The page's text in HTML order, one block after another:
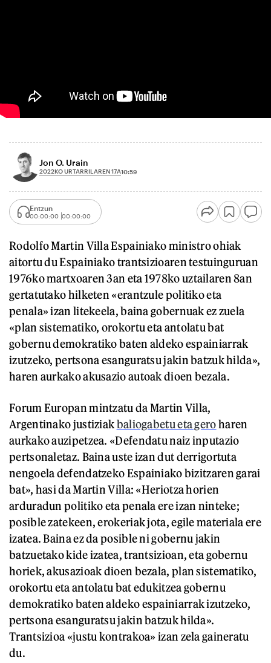
Jon O. Urain
2022KO URTARRILAREN 17A10:59
Entzun
00:00:00 00:00:00
Rodolfo Martin Villa Espainiako ministro ohiak
aitortu du Espainiako trantsizioaren testuinguruan
1976ko martxoaren 3an eta 1978ko uztailaren 8an
gertatutako hilketen «erantzule politiko eta
penala» izan litekeela, baina gobernuak ez zuela
«plan sistematiko, orokortu eta antolatu bat
gobernu demokratiko baten aldeko espainiarrak
izutzeko, pertsona esanguratsu jakin batzuk hilda»,
haren aurkako akusazio autoak dioen bezala.
Forum Europan mintzatu da Martin Villa,
Argentinako justiziakbaliogabetu eta geroharen
aurkako auzipetzea. «Defendatu naiz inputazio
pertsonaletaz. Baina uste izan dut derrigortuta
nengoela defendatzeko Espainiako bizitzaren garai
bat», hasi da Martin Villa: «Heriotza horien
arduradun politiko eta penala ere izan ninteke;
posible zatekeen, erokeriak jota, egile materiala ere
izatea. Baina ez da posible ni gobernu jakin
batzuetako kide izatea, trantsizioan, eta gobernu
horiek, akusazioak dioen bezala, plan sistematiko,
orokortu eta antolatu bat edukitzea gobernu
demokratiko baten aldeko espainiarrak izutzeko,
pertsona esanguratsu jakin batzuk hilda».
Trantsizioa «justu kontrakoa» izan zela gaineratu
du.